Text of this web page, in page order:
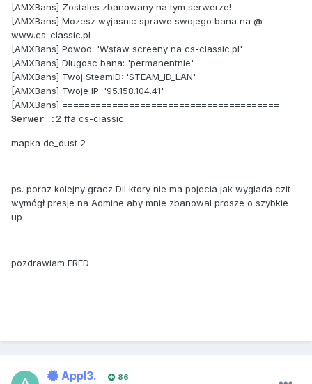
[AMXBans] Zostales zbanowany na tym serwerze!
[AMXBans] Mozesz wyjasnic sprawe swojego bana na @
www.cs-classic.pl
[AMXBans] Powod: 'Wstaw screeny na cs-classic.pl'
[AMXBans] Dlugosc bana: 'permanentnie'
[AMXBans] Twoj SteamID: 'STEAM_ID_LAN'
[AMXBans] Twoje IP: '95.158.104.41'
[AMXBans] =======================================
Serwer : 2 ffa cs-classic
mapka de_dust 2
ps. poraz kolejny gracz Dil ktory nie ma pojecia jak wyglada czit
wymógł presje na Admine aby mnie zbanowal prosze o szybkie
up
pozdrawiam FRED
Appl3. 86